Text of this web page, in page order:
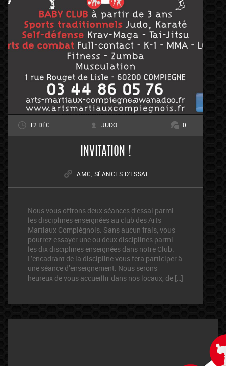
12 DÉC JUDO 0
INVITATION !
AMC SÉANCES D'ESSAI
Nous vous offrons deux séances d’essai parmi
les disciplines enseignées au club des Arts
Martiaux Compiègnois. Sans aucun frais, vous
pourrez essayer une ou deux disciplines parmi
les dix disciplines enseignées dans notre Club.
L’encadrant de la discipline vous fera participer à
une séance d’enseignement. Nous serons
heureux de vous accueillir dans nos locaux, de […]